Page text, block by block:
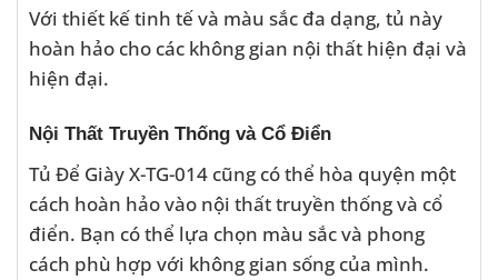
Với thiết kế tinh tế và màu sắc đa dạng, tủ này
hoàn hảo cho các không gian nội thất hiện đại và
hiện đại.
Nội Thất Truyền Thống và Cổ Điển
Tủ Để Giày X-TG-014 cũng có thể hòa quyện một
cách hoàn hảo vào nội thất truyền thống và cổ
điển. Bạn có thể lựa chọn màu sắc và phong
cách phù hợp với không gian sống của mình.